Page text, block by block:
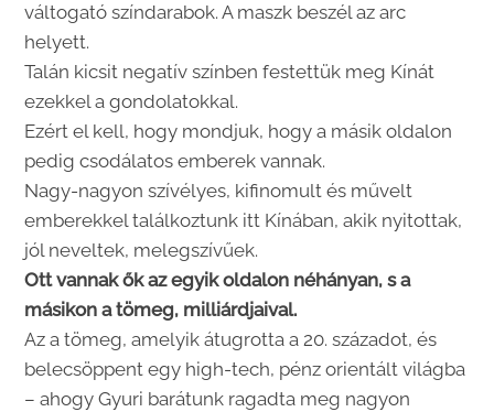
váltogató színdarabok. A maszk beszél az arc
helyett.
Talán kicsit negatív színben festettük meg Kínát
ezekkel a gondolatokkal.
Ezért el kell, hogy mondjuk, hogy a másik oldalon
pedig csodálatos emberek vannak.
Nagy-nagyon szívélyes, kifinomult és művelt
emberekkel találkoztunk itt Kínában, akik nyitottak,
jól neveltek, melegszívűek.
Ott vannak ők az egyik oldalon néhányan, s a
másikon a tömeg, milliárdjaival.
Az a tömeg, amelyik átugrotta a 20. századot, és
belecsöppent egy high-tech, pénz orientált világba
– ahogy Gyuri barátunk ragadta meg nagyon